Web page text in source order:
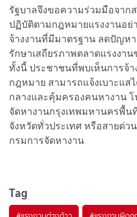
รัฐบาลจึงขอความร่วมมือจาก
ปฏิบัติตามกฎหมายแรงงานอย่
จ้างงานที่มีมาตรฐาน ลดปัญห
รักษาเสถียรภาพตลาดแรงงาน
ทั้งนี้ ประชาชนที่พบเห็นการจ้า
กฎหมาย สามารถแจ้งเบาะแส
กลางและคุ้มครองคนหางาน โ
จัดหางานกรุงเทพมหานครพื้น
จังหวัดทั่วประเทศ หรือสายด่ว
กรมการจัดหางาน
Tag